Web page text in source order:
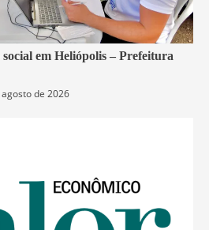
em Heliópolis – Prefeitura
de 2026